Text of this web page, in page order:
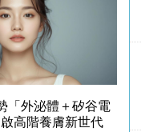
「外泌體＋矽谷電
高階養膚新世代